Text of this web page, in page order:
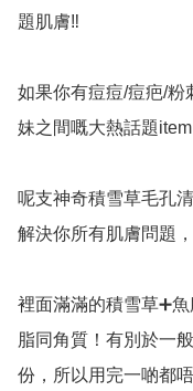
題肌膚‼️
如果你有痘痘/痘疤/粉
妹之間嘅大熱話題item
呢支神奇積雪草毛孔
解決你所有肌膚問題
裡面滿滿的積雪草➕️
脂同角質！有別於一
份，所以用完一啲都